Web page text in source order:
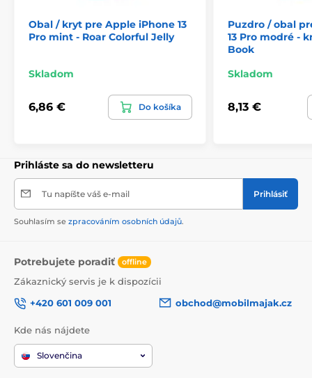
Obal / kryt pre Apple iPhone 13
Pro mint - Roar Colorful Jelly
Skladom
6,86 € Do košíka
Puzdro / obal
13 Pro modré -
Book
Skladom
8,13 €
Prihláste sa do newsletteru
Tu napíšte váš e-mail Prihlásiť
Souhlasím se zpracováním osobních údajů.
Potrebujete poradiť offline
Zákaznický servis je k dispozícii
+420 601 009 001
obchod@mobilmajak.cz
Kde nás nájdete
Slovenčina